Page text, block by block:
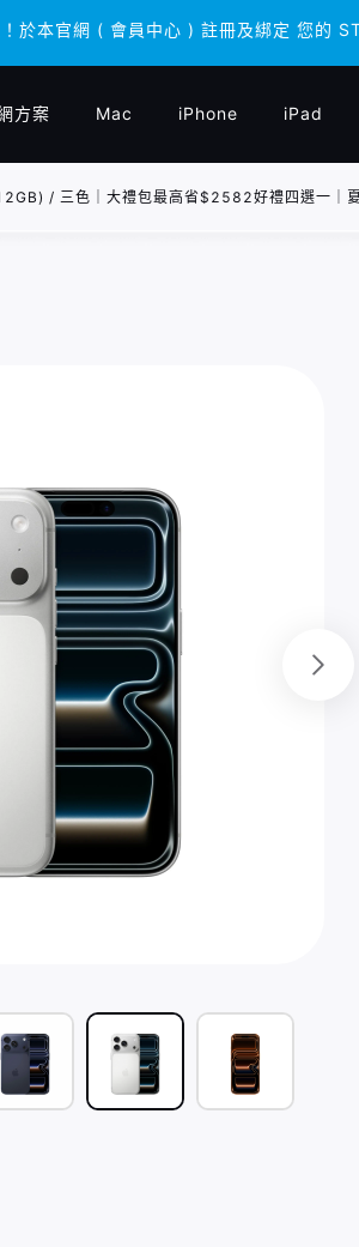
於本官網 ( 會員中心 ) 註冊及綁定 您的
於本官網 ( 會員中心 ) 註冊及綁定 您的
方案 Mac iPhone iPad
/ 三色｜大禮包最高省$2582好禮四選一｜夏